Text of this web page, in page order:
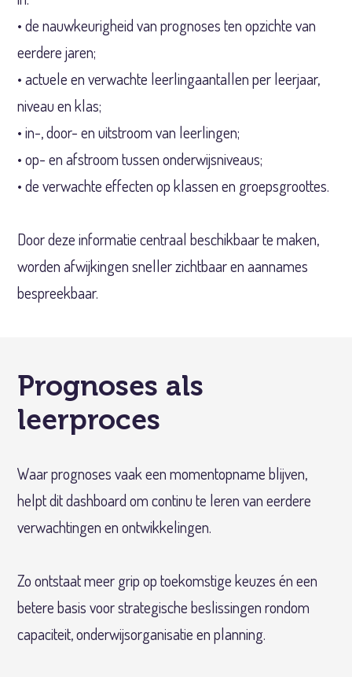
• de nauwkeurigheid van prognoses ten opzichte van
eerdere jaren;
• actuele en verwachte leerlingaantallen per leerjaar,
niveau en klas;
• in-, door- en uitstroom van leerlingen;
• op- en afstroom tussen onderwijsniveaus;
• de verwachte effecten op klassen en groepsgroottes.
Door deze informatie centraal beschikbaar te maken,
worden afwijkingen sneller zichtbaar en aannames
bespreekbaar.
Prognoses als
leerproces
Waar prognoses vaak een momentopname blijven,
helpt dit dashboard om continu te leren van eerdere
verwachtingen en ontwikkelingen.
Zo ontstaat meer grip op toekomstige keuzes én een
betere basis voor strategische beslissingen rondom
capaciteit, onderwijsorganisatie en planning.